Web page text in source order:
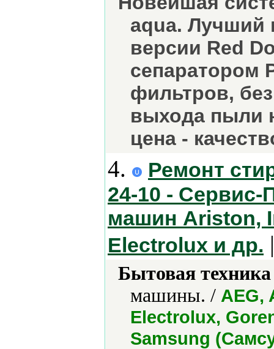
aqua. Лучший
версии Red
сепаратором
фильтров,
выхода пыли
цена -
4.
Ремонт
24-10 -
машин Ariston,
Electrolux и др.
Бытовая
машины. / AEG,
Electrolux,
Samsung